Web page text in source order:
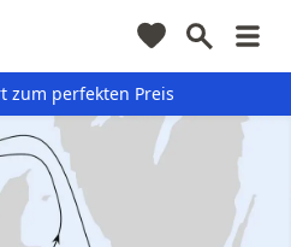
zum perfekten Preis